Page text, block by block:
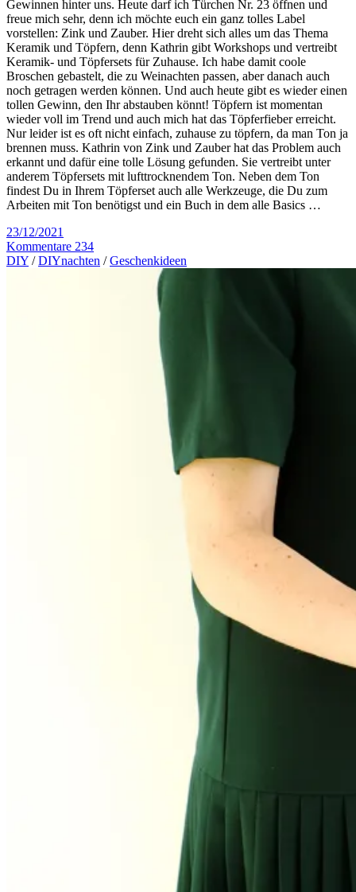
Gewinnen hinter uns. Heute darf ich Türchen Nr. 23 öffnen und
freue mich sehr, denn ich möchte euch ein ganz tolles Label
vorstellen: Zink und Zauber. Hier dreht sich alles um das Thema
Keramik und Töpfern, denn Kathrin gibt Workshops und vertreibt
Keramik- und Töpfersets für Zuhause. Ich habe damit coole
Broschen gebastelt, die zu Weinachten passen, aber danach auch
noch getragen werden können. Und auch heute gibt es wieder einen
tollen Gewinn, den Ihr abstauben könnt! Töpfern ist momentan
wieder voll im Trend und auch mich hat das Töpferfieber erreicht.
Nur leider ist es oft nicht einfach, zuhause zu töpfern, da man Ton ja
brennen muss. Kathrin von Zink und Zauber hat das Problem auch
erkannt und dafür eine tolle Lösung gefunden. Sie vertreibt unter
anderem Töpfersets mit lufttrocknendem Ton. Neben dem Ton
findest Du in Ihrem Töpferset auch alle Werkzeuge, die Du zum
Arbeiten mit Ton benötigst und ein Buch in dem alle Basics …
23/12/2021
Kommentare 234
DIY /DIYnachten /Geschenkideen